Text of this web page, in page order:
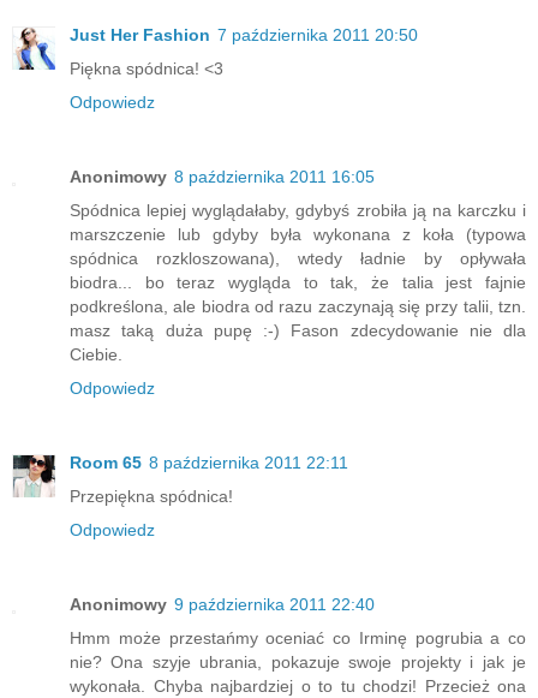
Just Her Fashion 7 października 2011 20:50
Piękna spódnica! <3
Odpowiedz
Anonimowy 8 października 2011 16:05
Spódnica lepiej wyglądałaby, gdybyś zrobiła ją na karczku i
marszczenie lub gdyby była wykonana z koła (typowa
spódnica rozkloszowana), wtedy ładnie by opływała
biodra... bo teraz wygląda to tak, że talia jest fajnie
podkreślona, ale biodra od razu zaczynają się przy talii, tzn.
masz taką duża pupę :-) Fason zdecydowanie nie dla
Ciebie.
Odpowiedz
Room 65 8 października 2011 22:11
Przepiękna spódnica!
Odpowiedz
Anonimowy 9 października 2011 22:40
Hmm może przestańmy oceniać co Irminę pogrubia a co
nie? Ona szyje ubrania, pokazuje swoje projekty i jak je
wykonała. Chyba najbardziej o to tu chodzi! Przecież ona